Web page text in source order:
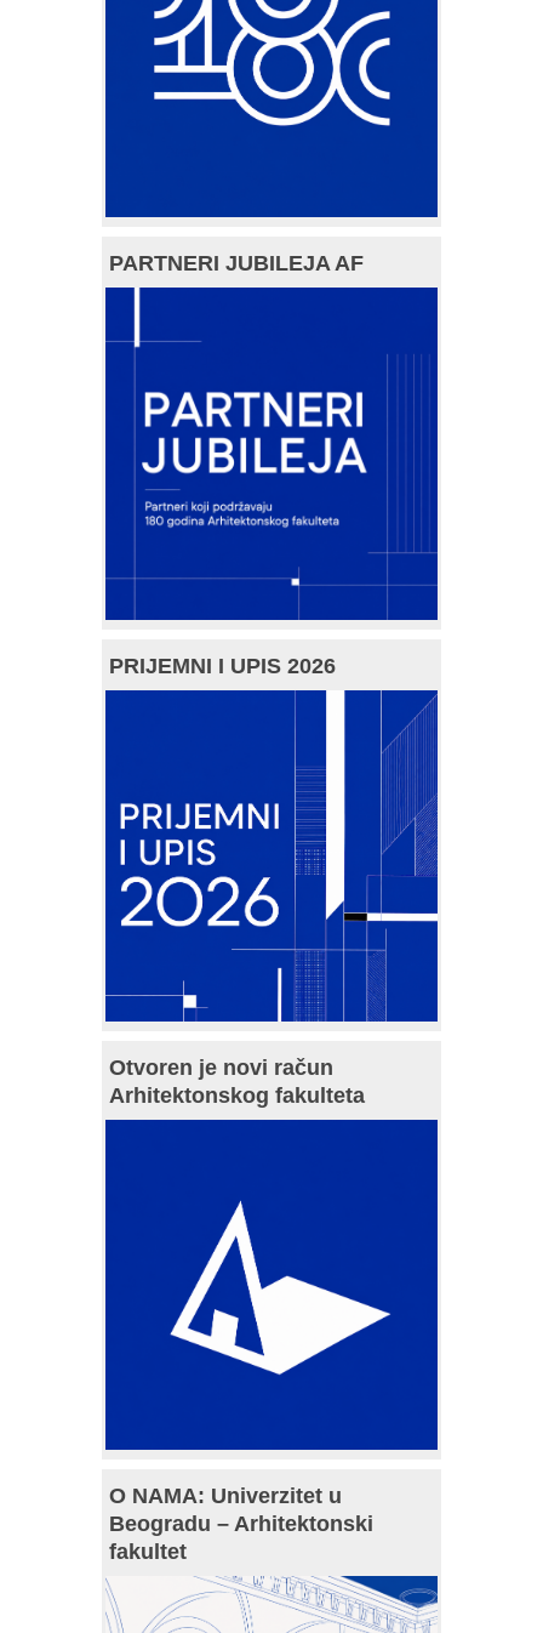
PARTNERI JUBILEJA AF
PRIJEMNI I UPIS 2026
Otvoren je novi račun
Arhitektonskog fakulteta
O NAMA: Univerzitet u
Beogradu – Arhitektonski
fakultet